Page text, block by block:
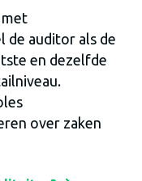
de auditor als de
en dezelfde
over zaken